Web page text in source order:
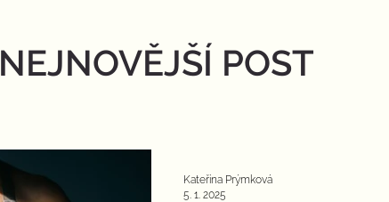
NEJNOVĚJŠÍ POST
Kateřina Prýmková
5. 1. 2025